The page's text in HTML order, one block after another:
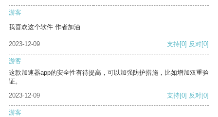
游客
我喜欢这个软件 作者加油
2023-12-09 支持[0] 反对[0]
游客
这款加速器app的安全性有待提高，可以加强防护措施，比如增加双重验
证。
2023-12-09
支持[0] 反对[0]
游客